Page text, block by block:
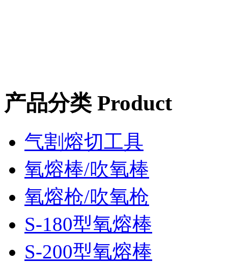
产品分类 Product
气割熔切工具
氧熔棒/吹氧棒
氧熔枪/吹氧枪
S-180型氧熔棒
S-200型氧熔棒